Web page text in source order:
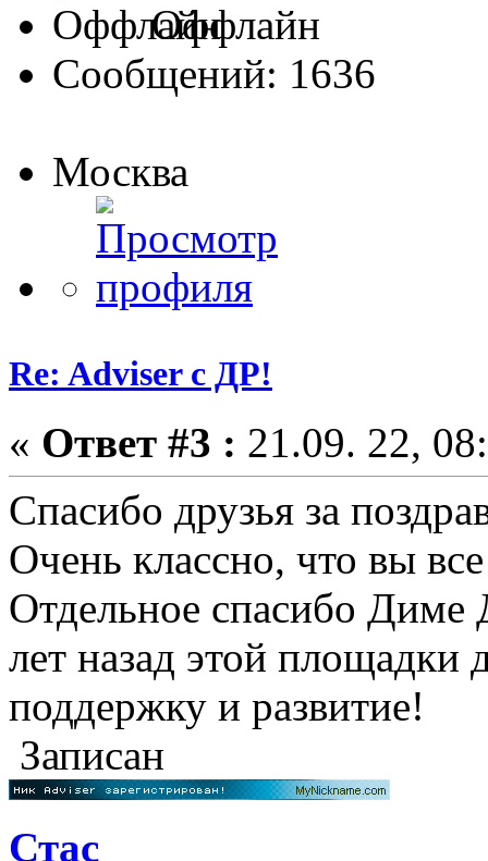
Оффлайн
Сообщений: 1636
Москва
Re: Adviser с ДР!
« Ответ #3 : 21.09. 22,
Спасибо друзья за
Очень классно, что вы
Отдельное спасибо Диме
лет назад этой площадки
поддержку и развитие!
Записан
Стас